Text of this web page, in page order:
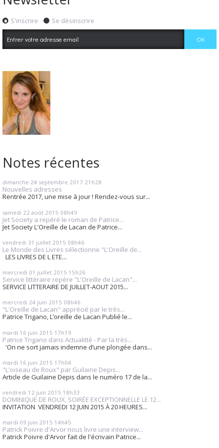
S'inscrire Se désinscrire
Notes récentes
dimanche 24 septembre 2017 21h28
Nouvelles adresses
Rentrée 2017, une mise à jour ! Rendez-vous sur...
samedi 22 août 2015 08h49
Jet Society a repéré le roman de Patrice...
Jet Society L'Oreille de Lacan de Patrice...
vendredi 31 juillet 2015 08h46
Le Monde des Livres sélectionne "L'Oreille de...
LES LIVRES DE L ETE...
mercredi 01 juillet 2015 15h26
Service littéraire repère "L'Oreille de Lacan"...
SERVICE LITTERAIRE DE JUILLET-AOUT 2015...
mercredi 24 juin 2015 08h46
"L'Oreille de Lacan" apprécié par le très...
Patrice Trigano, L’oreille de Lacan Publié le...
mardi 16 juin 2015 17h19
Patrice Trigano dans Actualitté - Par la très...
'On ne sort jamais indemne d’une plongée dans...
mardi 16 juin 2015 17h04
"L'oiseau de Roux" par Guilaine Depis...
Article de Guilaine Depis dans le numéro 17 de la...
vendredi 12 juin 2015 18h33
DOMINIQUE DE ROUX, SOIRÉE EXCEPTIONNELLE LE 12...
INVITATION VENDREDI 12 JUIN 2015 À 20 HEURES...
mardi 09 juin 2015 14h45
Patrick Poivre d'Arvor nous livre une interview...
Patrick Poivre d'Arvor fait de l'écrivain Patrice...